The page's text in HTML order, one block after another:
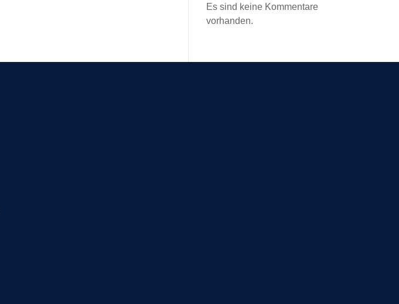
Es sind keine Kommentare
vorhanden.